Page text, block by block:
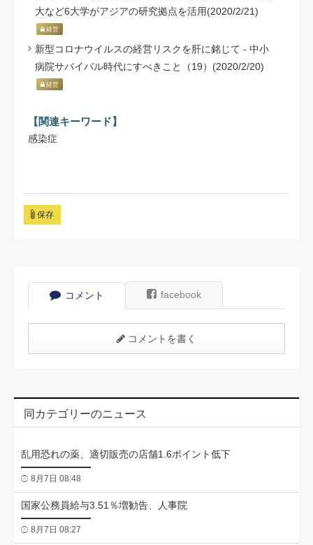
大など6大学がアジアの研究拠点を活用(2020/2/21)
経営
新型コロナウイルスの経営リスクを肝に銘じて - 中小
病院サバイバル時代にすべきこと（19）(2020/2/20)
経営
【関連キーワード】
感染症
保存
コメント facebook
コメントを書く
同カテゴリーのニュース
乱用恐れの薬、適切販売の店舗1.6ポイント低下
8月7日 08:48
国家公務員給与3.51％増勧告、人事院
8月7日 08:27